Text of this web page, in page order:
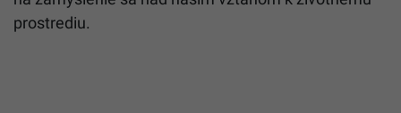
prostrediu.